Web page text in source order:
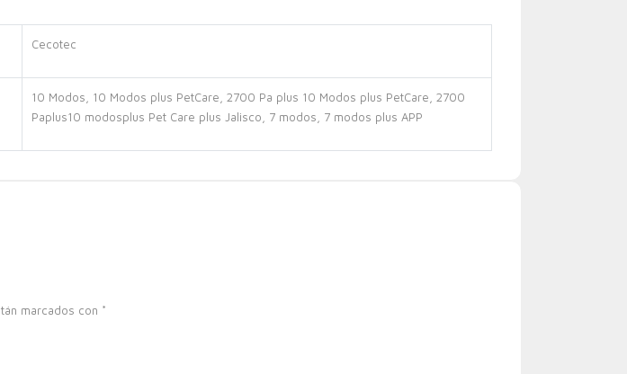
Cecotec
10 Modos 10 Modos plus PetCare 2700 Pa plus 10 Modos plus PetCare 2700
Paplus10 modosplus Pet Care plus Jalisco
7 modos 7 modos plus APP
marcados con *